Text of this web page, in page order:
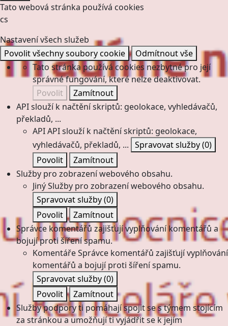
Tato webová stránka používá cookies
cs
Nastavení všech služeb
Povolit všechny soubory cookie
Odmítnout vše
Tato stránka používá cookies nezbytné pro její
správné fungování, které nelze deaktivovat.
Povolit
Zamítnout
API slouží k načtění skriptů: geolokace, vyhledávačů,
překladů, ...
APIAPI slouží k načtění skriptů: geolokace,
vyhledávačů, překladů, ... Spravovat služby(0)
Povolit
Zamítnout
Služby pro zobrazení webového obsahu.
JinýSlužby pro zobrazení webového obsahu.
Spravovat služby(0)
Povolit
Zamítnout
Správce komentářů zajišťují vyplňování komentářů a
bojují proti šíření spamu.
KomentářeSprávce komentářů zajišťují vyplňování
komentářů a bojují proti šíření spamu.
Spravovat služby(0)
Povolit
Zamítnout
Služby podpory ti pomáhají spojit se s týmem stojícím
za stránkou a umožňují ti vyjádřit se k jejím